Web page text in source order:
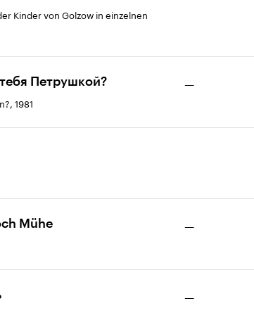
Kinder von Golzow in einzelnen
Петрушкой?
1981
—
Mühe —
—